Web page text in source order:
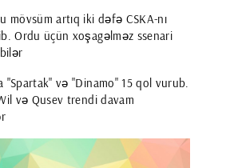
mövsüm artıq iki dəfə CSKA-nı
Ordu üçün xoşagəlməz ssenari
"Spartak" və "Dinamo" 15 qol vurub.
və Qusev trendi davam